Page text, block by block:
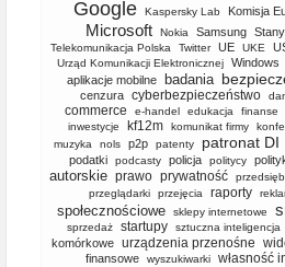
Google Kaspersky Lab Komisja
Microsoft Nokia Samsung
Telekomunikacja Polska Twitter UE UKE
Urząd Komunikacji Elektronicznej Windows
aplikacje mobilne badania
cenzura cyberbezpieczeństwo
commerce
e-handel edukacja finanse
inwestycje kf12m komunikat firmy
muzyka nols p2p patenty patronat DI
podatki podcasty policja politycy
autorskie prawo prywatność
przeglądarki
przejęcia raporty
społecznościowe
sklepy internetowe
sprzedaż
startupy sztuczna inteligencja
komórkowe
urządzenia przenośne
finansowe
wyszukiwarki własność